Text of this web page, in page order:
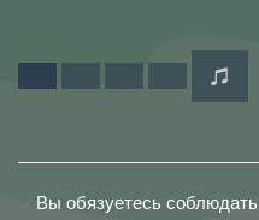
Вы обязуетесь соблюдать